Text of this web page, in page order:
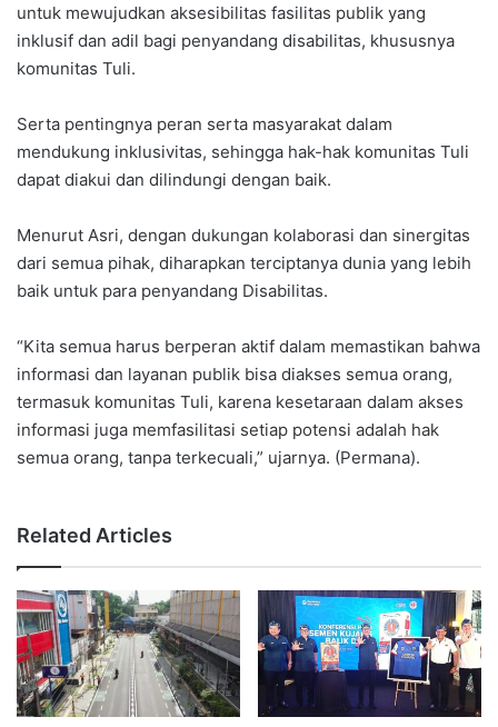
untuk mewujudkan aksesibilitas fasilitas publik yang
inklusif dan adil bagi penyandang disabilitas, khususnya
komunitas Tuli.
Serta pentingnya peran serta masyarakat dalam
mendukung inklusivitas, sehingga hak-hak komunitas Tuli
dapat diakui dan dilindungi dengan baik.
Menurut Asri, dengan dukungan kolaborasi dan sinergitas
dari semua pihak, diharapkan terciptanya dunia yang lebih
baik untuk para penyandang Disabilitas.
“Kita semua harus berperan aktif dalam memastikan bahwa
informasi dan layanan publik bisa diakses semua orang,
termasuk komunitas Tuli, karena kesetaraan dalam akses
informasi juga memfasilitasi setiap potensi adalah hak
semua orang, tanpa terkecuali,” ujarnya. (Permana).
Related Articles